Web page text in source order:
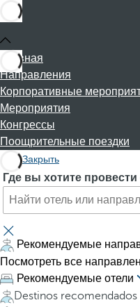
Главная
Направления
Корпоративные
Мероприятия
Конгрессы
Поощрительные поездки
Закрыть
Где вы хотите
П
и
с
к
о
т
е
P
e
s
s
i
n
g
Рекомендуемые
Посмотреть все
Рекомендуемые отели
Destinos recomendados